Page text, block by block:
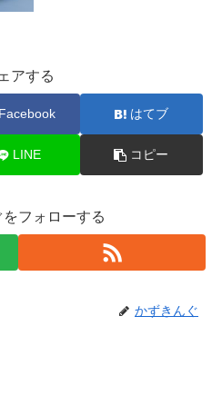
アする
Facebook はてブ
LINE コピー
フォローする
かずきんぐ